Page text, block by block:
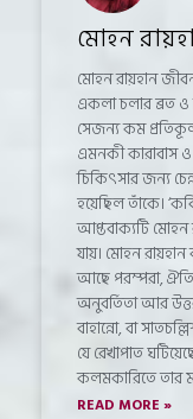
মোহন
মোহন রায়হান
একলা চলার ব্রত ও
সেজন্য কম
এমনকী কারাবাস ও
চিকিৎসার জন্য
হয়েছিল তাঁকে।
আপ্তবাক্যটি মোহন
যায়। মোহন
আছে পরম্পরা,
অনুবর্তিতা আর
বাহান্নো, বা
যে রেখাপাত
কলমকারিতে তার
READ MORE »